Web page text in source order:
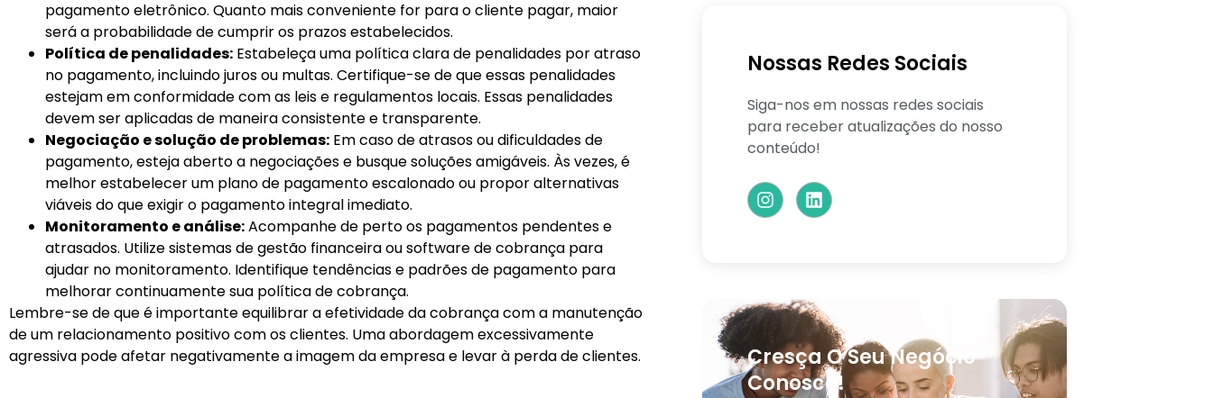
pagamento eletrônico. Quanto mais conveniente for para o cliente pagar, maior
será a probabilidade de cumprir os prazos estabelecidos.
Política de penalidades: Estabeleça uma política clara de penalidades por atraso
no pagamento, incluindo juros ou multas. Certifique-se de que essas penalidades
estejam em conformidade com as leis e regulamentos locais. Essas penalidades
devem ser aplicadas de maneira consistente e transparente.
Negociação e solução de problemas: Em caso de atrasos ou dificuldades de
pagamento, esteja aberto a negociações e busque soluções amigáveis. Às vezes, é
melhor estabelecer um plano de pagamento escalonado ou propor alternativas
viáveis do que exigir o pagamento integral imediato.
Monitoramento e análise:Acompanhe de perto os pagamentos pendentes e
atrasados. Utilize sistemas de gestão financeira ou software de cobrança para
ajudar no monitoramento. Identifique tendências e padrões de pagamento para
melhorar continuamente sua política de cobrança.
Lembre-se de que é importante equilibrar a efetividade da cobrança com a manutenção
de um relacionamento positivo com os clientes. Uma abordagem excessivamente
agressiva pode afetar negativamente a imagem da empresa e levar à perda de clientes.
Nossas Redes Sociais
Siga-nos em nossas redes sociais
para receber atualizações do nosso
conteúdo!
Cresça O Seu Negócio
Conosco!